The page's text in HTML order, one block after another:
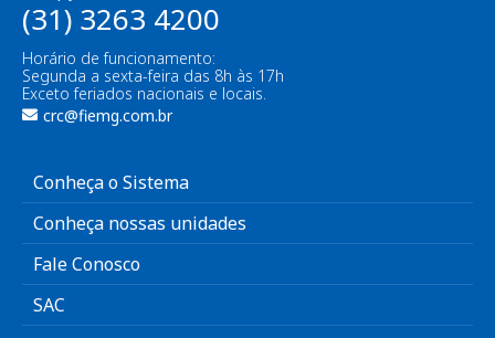
(31) 3263 4200
Horário de funcionamento:
Segunda a sexta-feira das 8h às 17h
Exceto feriados nacionais e locais.
crc@fiemg.com.br
Conheça o Sistema
Conheça nossas unidades
Fale Conosco
SAC